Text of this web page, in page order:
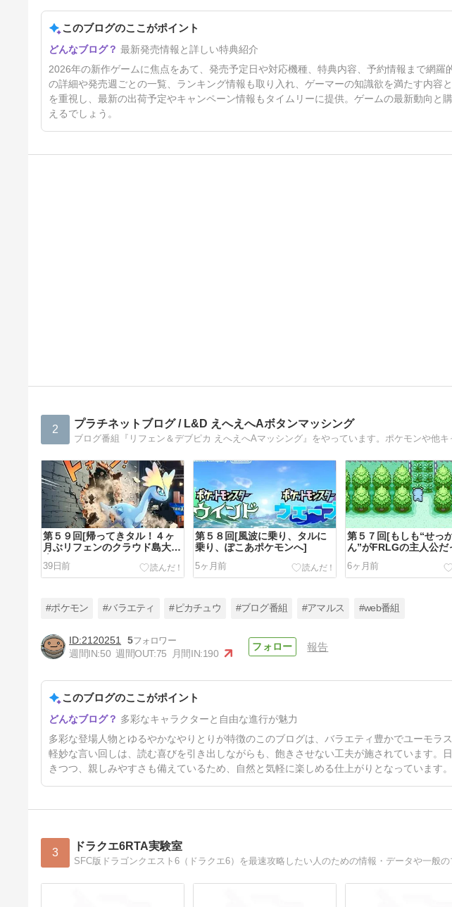
千紅』予約特典・店舗特典まと
め｜限定版の中身・声優一覧
35時間前このブログのここがポイント
最新発売情報と詳しい特典紹介
2026年の新作ゲームに焦点をあて、発売予定日や対応機種、特典内容、予約情報まで網羅
の詳細や発売週ごとの一覧、ランキング情報も取り入れ、ゲーマーの知識欲を満たす内容
を重視し、最新の出荷予定やキャンペーン情報もタイムリーに提供。ゲームの最新動向と
えるでしょう。
2 プラチネットブログ / L&D えへえへAボタンマッシング
第５９回[帰ってきタル！４ヶ
月ぶリフェンのクラウド島大紹
介！]
39日前
第５８回[風波に乗り、タルに
乗り、ぽこあポケモンへ]
5ヶ月前
第５７回[もしも“せっ
ん”がFRLGの主人公だ
6ヶ月前
#ポケモン #バラエティ #ピカチュウ #ブログ番組 #アマルス #web番組
2120251
5
週間IN:50 週間OUT:75 月間IN:190
報告
このブログのここがポイント
多彩なキャラクターと自由な進行が魅力
多彩な登場人物とゆるやかなやりとりが特徴のこのブログは、バラエティ豊かでユーモラ
軽妙な言い回しは、読む喜びを引き出しながらも、飽きさせない工夫が施されています。
きつつ、親しみやすさも備えているため、自然と気軽に楽しめる仕上がりとなっています。
3 ドラクエ6RTA実験室